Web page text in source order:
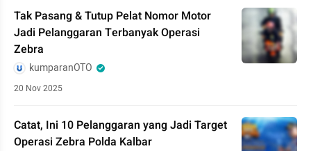
Tak Pasang & Tutup Pelat Nomor Motor
Jadi Pelanggaran Terbanyak Operasi
Zebra
kumparanOTO
20 Nov 2025
Catat, Ini 10 Pelanggaran yang Jadi Target
Operasi Zebra Polda Kalbar